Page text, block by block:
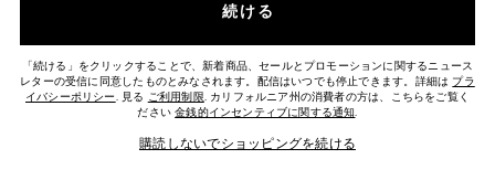
ハット
続ける
「続ける」をクリックすることで、新着商品、セールとプロモーションに関するニュース
レターの受信に同意したものとみなされます。配信はいつでも停止できます。詳細は プラ
イバシーポリシー. 見る ご利用制限. カリフォルニア州の消費者の方は、こちらをご覧く
ださい金銭的インセンティブに関する通知.
購読しないでショッピングを続ける